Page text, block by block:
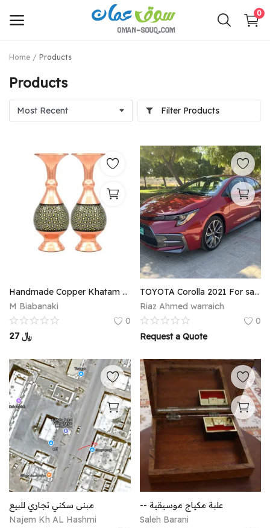
0
Now
Main Menu
Wishlist
Contact
Register
English
Home Products
Products
Filter Products
Handmade Copper Khatam Pot - Set of 2
M Biabanaki
0
27﷼
TOYOTA Corolla 2021 For sale (3950)
Riaz Ahmed warraich
0
Request a Quote
مبنى سكني تجاري للبيع
Najem Kh AL Hashmi
-- علبة مكياج موسيقية
Saleh Barani